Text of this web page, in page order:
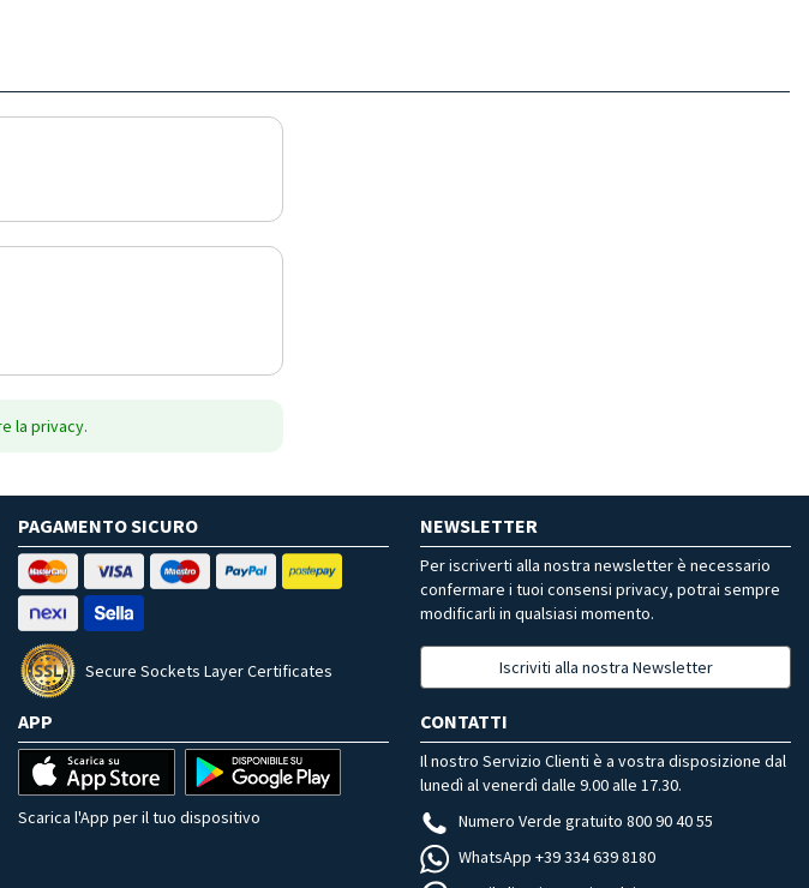
la privacy.
PAGAMENTO SICURO
Secure Sockets Layer Certificates
NEWSLETTER
Per iscriverti alla nostra newsletter è necessario
confermare i tuoi consensi privacy, potrai sempre
modificarli in qualsiasi momento.
Iscriviti alla nostra Newsletter
APP
Scarica l'App per il tuo dispositivo
CONTATTI
Il nostro Servizio Clienti è a vostra disposizione dal
lunedì al venerdì dalle 9.00 alle 17.30.
Numero Verde gratuito 800 90 40 55
WhatsApp +39 334 639 8180